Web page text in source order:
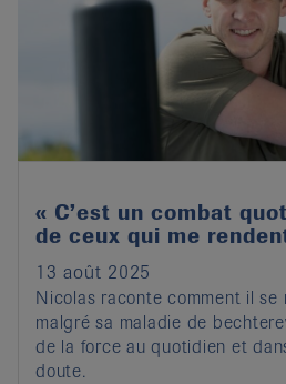
« C’est un combat
de ceux qui me
13 août 2025
Nicolas raconte comment il se
malgré sa maladie de
de la force au quotidien et
doute.